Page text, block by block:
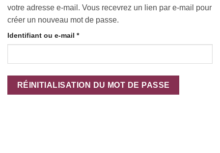
votre adresse e-mail. Vous recevrez un lien par e-mail pour
créer un nouveau mot de passe.
Identifiant ou e-mail *Obligatoire
RÉINITIALISATION DU MOT DE PASSE